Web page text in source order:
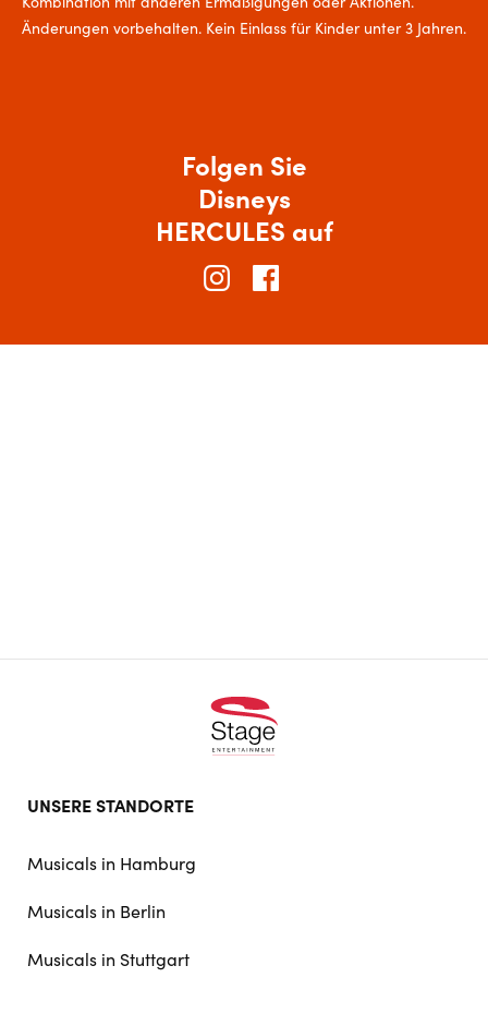
Änderungen vorbehalten. Kein Einlass für Kinder unter 3 Jahren.
Folgen Sie
Disneys
HERCULES auf
doormat
UNSERE STANDORTE
Musicals in Hamburg
Musicals in Berlin
Musicals in Stuttgart